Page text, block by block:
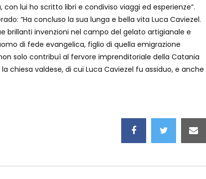
lui ho scritto libri e condiviso viaggi ed esperienze”.
“Ha concluso la sua lunga e bella vita Luca Caviezel.
brillanti invenzioni nel campo del gelato artigianale e
di fede evangelica, figlio di quella emigrazione
solo contribuì al fervore imprenditoriale della Catania
chiesa valdese, di cui Luca Caviezel fu assiduo, e anche